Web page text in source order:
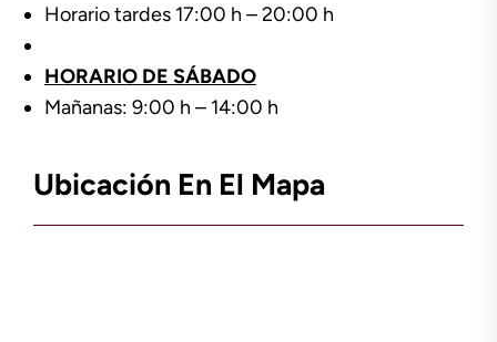
Horario tardes 17:00 h – 20:00 h
HORARIO DE SÁBADO
Mañanas: 9:00 h – 14:00 h
Ubicación En El Mapa